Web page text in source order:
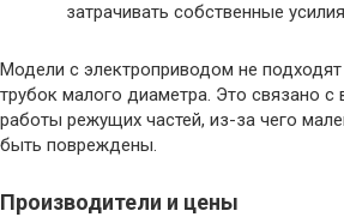
затрачивать собственные
Модели с электроприводом не
трубок малого диаметра. Это связано
работы режущих частей, из-за чего
быть повреждены.
Производители и цены